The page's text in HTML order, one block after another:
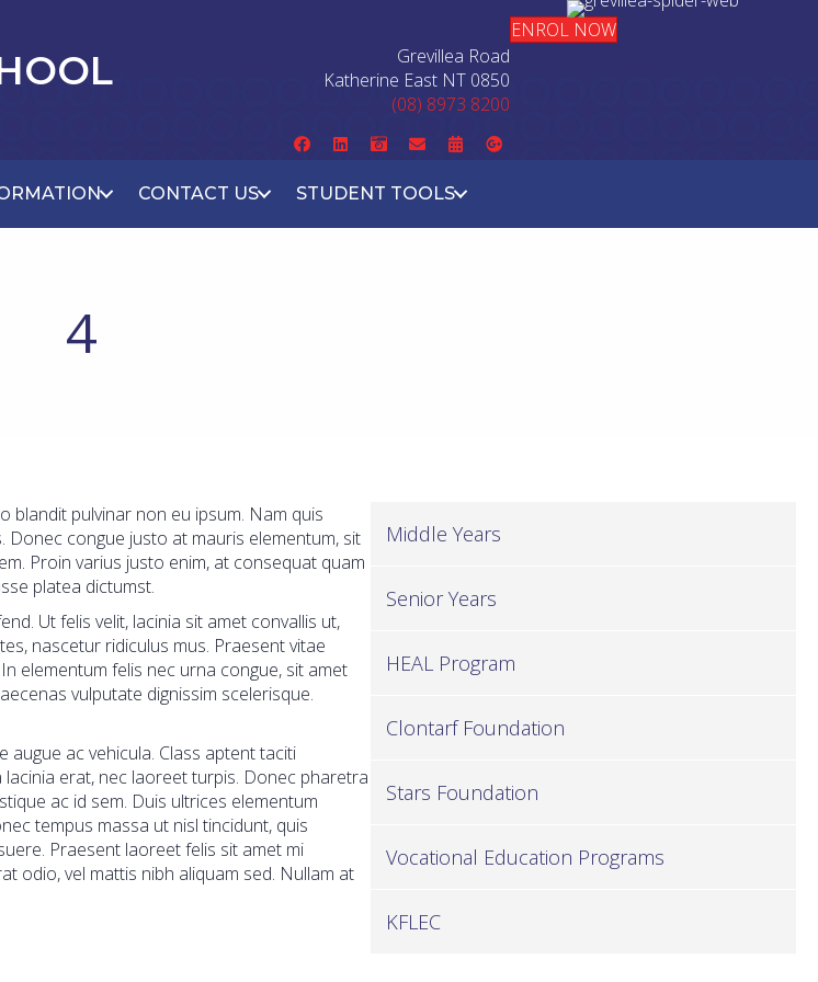
Grevillea Road
Katherine East NT 0850
(08) 8973 8200
ENROL NOW
CONTACT US STUDENT TOOLS
4
blandit pulvinar non eu ipsum. Nam quis
Donec congue justo at mauris elementum, sit
Proin varius justo enim, at consequat quam
platea dictumst.
Ut felis velit, lacinia sit amet convallis ut,
nascetur ridiculus mus. Praesent vitae
elementum felis nec urna congue, sit amet
vulputate dignissim scelerisque.
augue ac vehicula. Class aptent taciti
erat, nec laoreet turpis. Donec pharetra
ac id sem. Duis ultrices elementum
tempus massa ut nisl tincidunt, quis
Praesent laoreet felis sit amet mi
odio, vel mattis nibh aliquam sed. Nullam at
Middle Years
Senior Years
HEAL Program
Clontarf Foundation
Stars Foundation
Vocational Education Programs
KFLEC